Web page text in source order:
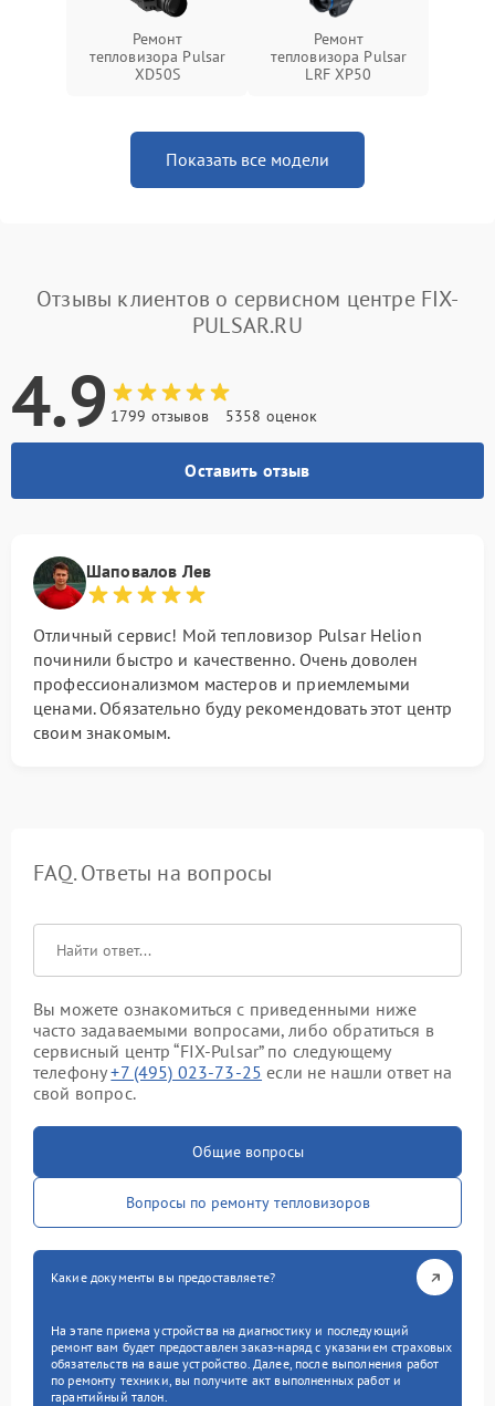
Ремонт
тепловизора Pulsar
XD50S
Ремонт
тепловизора Pulsar
LRF XP50
Показать все модели
Отзывы клиентов о сервисном центре FIX-
PULSAR.RU
4.9 1799 отзывов 5358 оценок
Оставить отзыв
Шаповалов Лев
Отличный сервис! Мой тепловизор Pulsar Helion
починили быстро и качественно. Очень доволен
профессионализмом мастеров и приемлемыми
ценами. Обязательно буду рекомендовать этот центр
своим знакомым.
FAQ. Ответы на вопросы
Вы можете ознакомиться с приведенными ниже
часто задаваемыми вопросами, либо обратиться в
сервисный центр “FIX-Pulsar” по следующему
телефону+7 (495) 023-73-25 если не нашли ответ на
свой вопрос.
Общие вопросы
Вопросы по ремонту тепловизоров
Какие документы вы предоставляете?
На этапе приема устройства на диагностику и последующий
ремонт вам будет предоставлен заказ-наряд с указанием страховых
обязательств на ваше устройство. Далее, после выполнения работ
по ремонту техники, вы получите акт выполненных работ и
гарантийный талон.